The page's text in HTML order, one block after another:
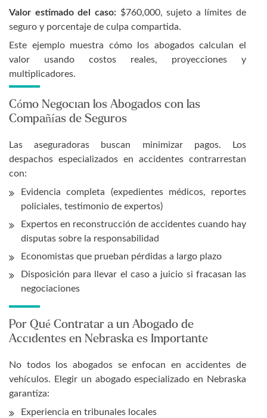
Valor estimado del caso: $760,000, sujeto a límites de
seguro y porcentaje de culpa compartida.
Este ejemplo muestra cómo los abogados calculan el
valor usando costos reales, proyecciones y
multiplicadores.
Cómo Negocian los Abogados con las
Compañías de Seguros
Las aseguradoras buscan minimizar pagos. Los
despachos especializados en accidentes contrarrestan
con:
Evidencia completa (expedientes médicos, reportes
policiales, testimonio de expertos)
Expertos en reconstrucción de accidentes cuando hay
disputas sobre la responsabilidad
Economistas que prueban pérdidas a largo plazo
Disposición para llevar el caso a juicio si fracasan las
negociaciones
Por Qué Contratar a un Abogado de
Accidentes en Nebraska es Importante
No todos los abogados se enfocan en accidentes de
vehículos. Elegir un abogado especializado en Nebraska
garantiza:
Experiencia en tribunales locales